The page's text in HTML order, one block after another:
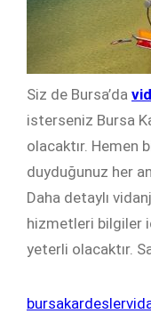
Siz de Bursa’da
isterseniz Bursa
olacaktır. Hemen
duyduğunuz her
Daha detaylı
hizmetleri bilgiler
yeterli olacaktır.